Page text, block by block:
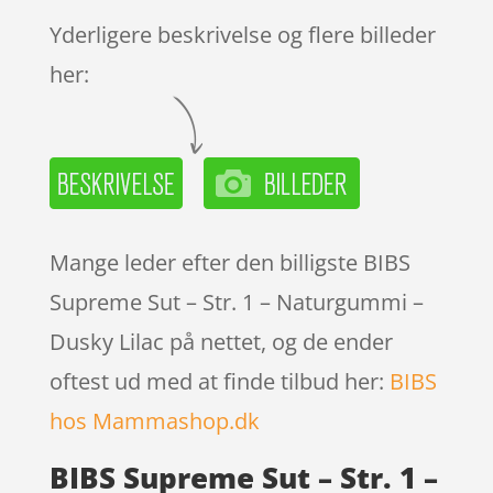
mmelser
Yderligere beskrivelse og flere billeder
her:
Mange leder efter den billigste BIBS
Supreme Sut – Str. 1 – Naturgummi –
Dusky Lilac på nettet, og de ender
oftest ud med at finde tilbud her: BIBS
hos Mammashop.dk
BIBS Supreme Sut – Str. 1 –